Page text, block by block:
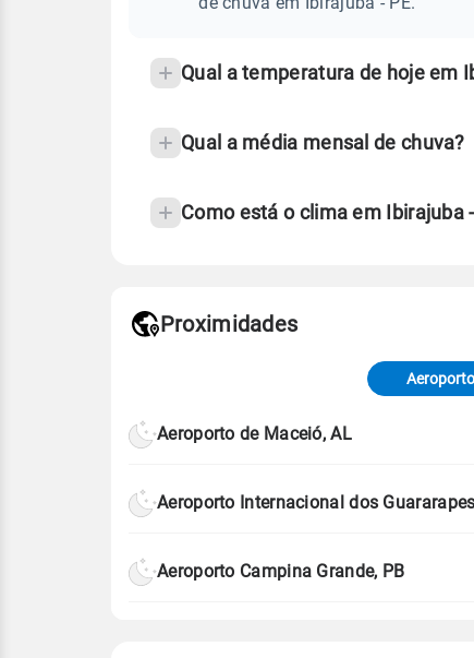
temperatura
Qual a temperatura de hoje em
Qual a média mensal de chuva?
Como está o clima em Ibirajuba
de Tempo e Estudos Climáticos
Proximidades
Aeroporto de Maceió, AL
Aeroporto Internacional dos
Aeroporto Campina Grande, PB